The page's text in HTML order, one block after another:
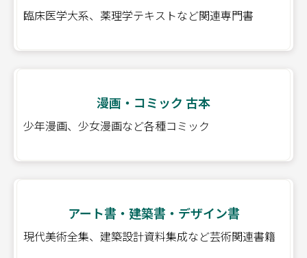
臨床医学大系、薬理学テキストなど関連専門書
漫画・コミック 古本
少年漫画、少女漫画など各種コミック
アート書・建築書・デザイン書
現代美術全集、建築設計資料集成など芸術関連書籍